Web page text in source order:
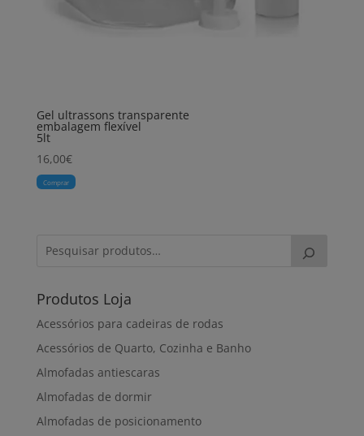
Gel ultrassons transparente
embalagem flexível
5lt
16,00€
Comprar
Produtos Loja
Acessórios para cadeiras de rodas
Acessórios de Quarto, Cozinha e Banho
Almofadas antiescaras
Almofadas de dormir
Almofadas de posicionamento